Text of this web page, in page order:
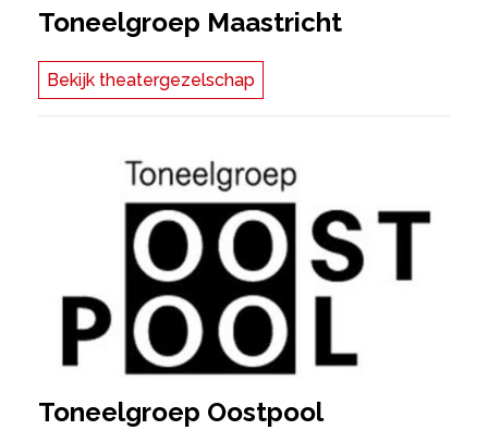
Toneelgroep Maastricht
Bekijk theatergezelschap
Toneelgroep Oostpool